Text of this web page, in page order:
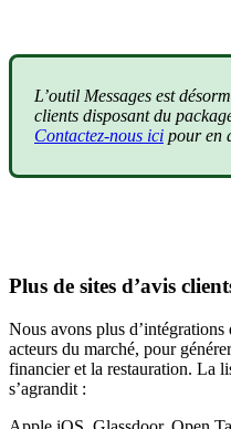
L’outil Messages est
clients disposant du
Contactez-nous ici pour en
Plus de sites d’avis
Nous avons plus
acteurs du marché, pour
financier et la restauration. La
s’agrandit :